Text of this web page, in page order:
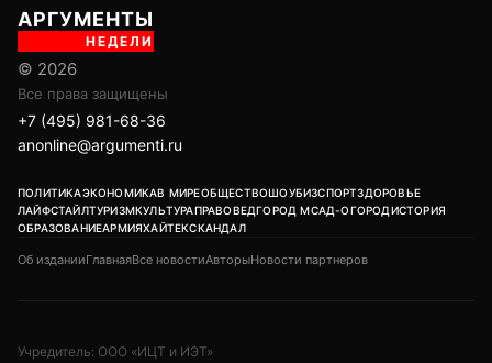
АРГУМЕНТЫ
НЕДЕЛИ
© 2026
Все права защищены
+7 (495) 981-68-36
anonline@argumenti.ru
ПОЛИТИКАЭКОНОМИКАВ МИРЕОБЩЕСТВОШОУБИЗСПОРТЗДОРОВЬЕ
ЛАЙФСТАЙЛТУРИЗМКУЛЬТУРАПРАВОВЕДГОРОД МСАД-ОГОРОДИСТОРИЯ
ОБРАЗОВАНИЕАРМИЯХАЙТЕКСКАНДАЛ
Об изданииГлавнаяВсе новостиАвторыНовости партнеров
Учредитель: ООО «ИЦТ и ИЭТ»